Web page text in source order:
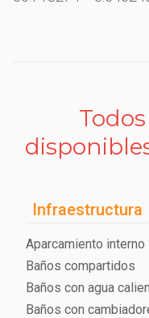
Infraestructura
Aparcamiento interno
Baños compartidos
Baños con agua
Baños con